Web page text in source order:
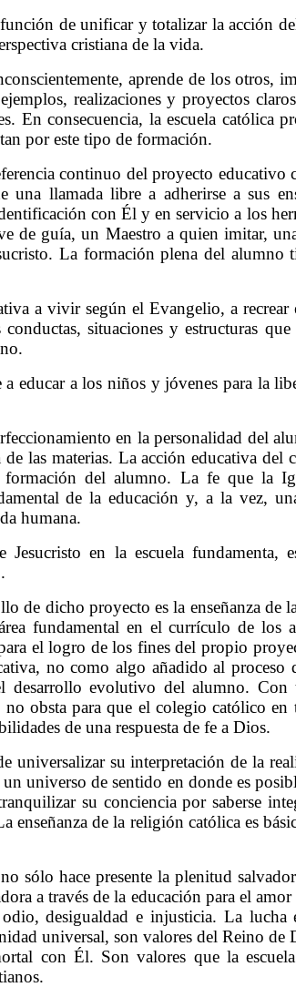
de unificar y totalizar la acción
cristiana de la vida.
aprende de los otros,
realizaciones y proyectos
En consecuencia, la escuela católica
por este tipo de formación.
continuo del proyecto
una llamada libre a adherirse a sus
con Él y en servicio a los
de guía, un Maestro a quien imitar,
La formación plena del
a vivir según el Evangelio, a
situaciones y estructuras
educar a los niños y jóvenes para la
en la personalidad del
las materias. La acción educativa del
del alumno. La fe que la
de la educación y, a la vez,
humana.
Jesucristo en la escuela fundamenta,
de dicho proyecto es la enseñanza
fundamental en el currículo de los
el logro de los fines del propio
no como algo añadido al proceso
desarrollo evolutivo del alumno. Con
obsta para que el colegio católico
de una respuesta de fe a Dios.
universalizar su interpretación de la
universo de sentido en donde es
su conciencia por saberse
enseñanza de la religión católica es
sólo hace presente la plenitud
a través de la educación para el
desigualdad e injusticia. La
universal, son valores del Reino de
con Él. Son valores que la